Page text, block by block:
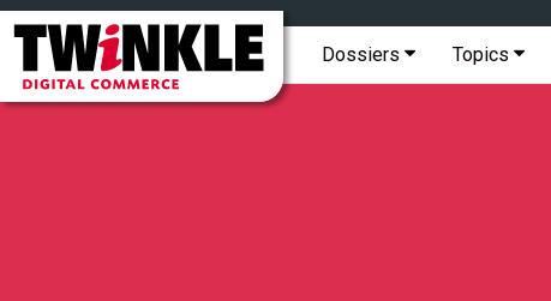
Twinkle
Digital
Commerce
Hoofdmenu
Dossiers Topics
Topmenu